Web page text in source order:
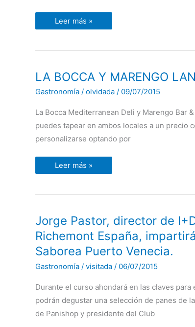
Leer más »
LA BOCCA Y MARENGO
Gastronomía / olvidada / 09/07/2015
La Bocca Mediterranean Deli y Marengo Bar
puedes tapear en ambos locales a un precio
personalizarse optando por
LA
BOCCA
MARENGO
SU
BONO
TAPA
POR
9,50
Leer más »
Jorge Pastor, director de
Richemont España,
Saborea Puerto Venecia.
Gastronomía / visitada / 06/07/2015
Durante el curso ahondará en las claves
podrán degustar una selección de panes de
de Panishop y presidente del Club
Jorge
Pastor,
director
de
de
y
del
Club
Richemont
España,
impartirá
mañana